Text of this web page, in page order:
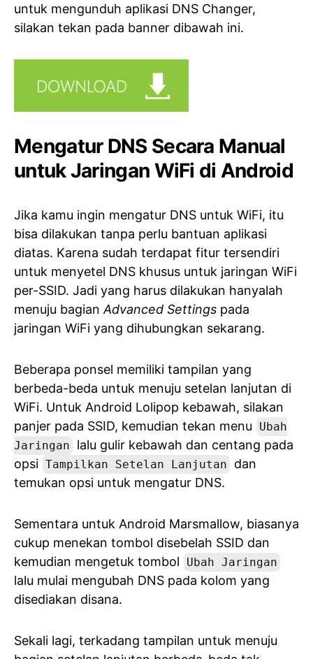
untuk mengunduh aplikasi DNS Changer,
silakan tekan pada banner dibawah ini.
Mengatur DNS Secara Manual
untuk Jaringan WiFi di Android
Jika kamu ingin mengatur DNS untuk WiFi, itu
bisa dilakukan tanpa perlu bantuan aplikasi
diatas. Karena sudah terdapat fitur tersendiri
untuk menyetel DNS khusus untuk jaringan WiFi
per-SSID. Jadi yang harus dilakukan hanyalah
menuju bagian Advanced Settings pada
jaringan WiFi yang dihubungkan sekarang.
Beberapa ponsel memiliki tampilan yang
berbeda-beda untuk menuju setelan lanjutan di
WiFi. Untuk Android Lolipop kebawah, silakan
panjer pada SSID, kemudian tekan menu
Ubah
Jaringan
lalu gulir kebawah dan centang pada
opsi Tampilkan Setelan Lanjutan
dan
temukan opsi untuk mengatur DNS.
Sementara untuk Android Marsmallow, biasanya
cukup menekan tombol disebelah SSID dan
kemudian mengetuk tombol
Ubah Jaringan
lalu mulai mengubah DNS pada kolom yang
disediakan disana.
Sekali lagi, terkadang tampilan untuk menuju